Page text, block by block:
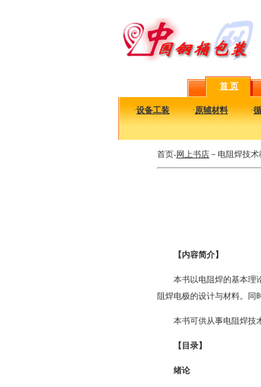
首 页
·设备工装 ·原辅材料 ·
首页-网上书店 －电阻焊技术
【内容简介】
本书以电阻焊的基本理
阻焊电极的设计与材料。同
本书可供从事电阻焊技
【目录】
绪论